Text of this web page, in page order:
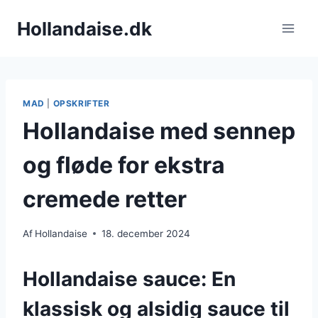
Hollandaise.dk
MAD OPSKRIFTER
Hollandaise med sennep
og fløde for ekstra
cremede retter
Af Hollandaise 18. december 2024
Hollandaise sauce: En
klassisk og alsidig sauce til